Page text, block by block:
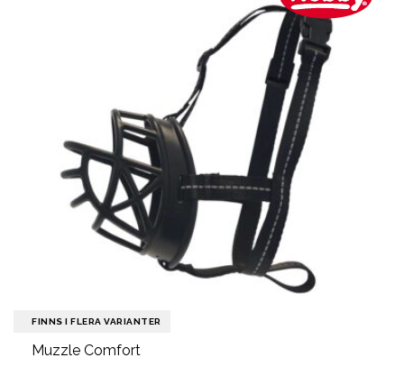
FINNS I FLERA VARIANTER
Muzzle Comfort